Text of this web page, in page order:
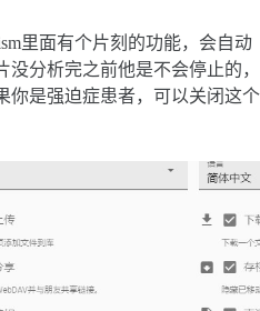
里面有个片刻的功能，会自动
分析完之前他是不会停止的，
你是强迫症患者，可以关闭这个